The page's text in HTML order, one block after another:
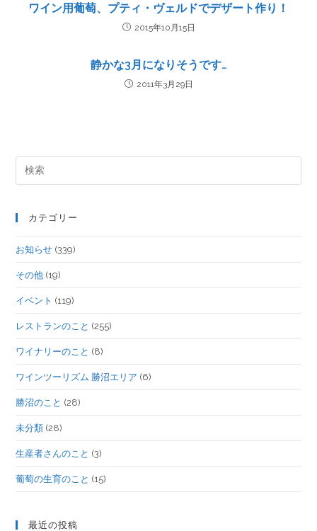
ワイン用葡萄、プティ・ヴェルドでデザート作り！
2015年10月15日
静かな3月になりそうです…
2011年3月29日
カテゴリー
お知らせ (339)
その他 (19)
イベント (119)
レストランのこと (255)
ワイナリーのこと (8)
ワインツーリズム 勝沼エリア (6)
勝沼のこと (28)
未分類 (28)
生産者さんのこと (3)
葡萄の生育のこと (15)
最近の投稿